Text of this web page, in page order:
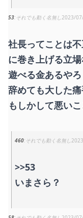
53 それでも動く名無し2023/
社長ってことは
に巻き上げる立
遊べる金あるやろ
辞めても大した
もしかして悪い
460 それでも動く名無し
>>53
いまさら？